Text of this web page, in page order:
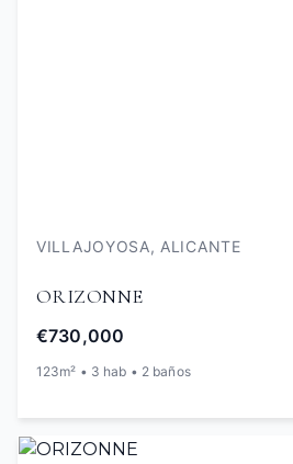
VILLAJOYOSA, ALICANTE
ORIZONNE
€730,000
123m² • 3 hab • 2 baños